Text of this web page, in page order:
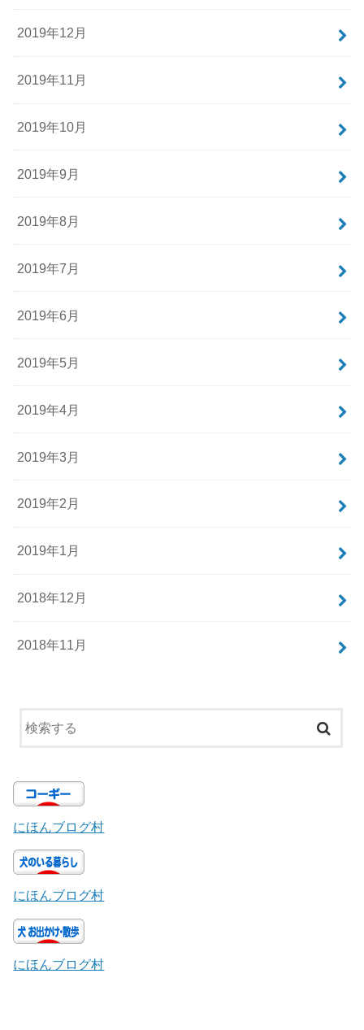
2019年12月
2019年11月
2019年10月
2019年9月
2019年8月
2019年7月
2019年6月
2019年5月
2019年4月
2019年3月
2019年2月
2019年1月
2018年12月
2018年11月
にほんブログ村
にほんブログ村
にほんブログ村